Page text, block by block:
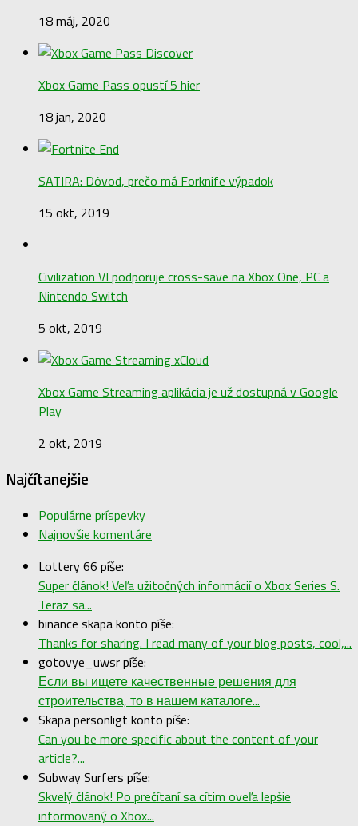
18 máj, 2020
Xbox Game Pass opustí 5 hier
18 jan, 2020
SATIRA: Dôvod, prečo má Forknife výpadok
15 okt, 2019
Civilization VI podporuje cross-save na Xbox One, PC a
Nintendo Switch
5 okt, 2019
Xbox Game Streaming aplikácia je už dostupná v Google
Play
2 okt, 2019
Najčítanejšie
Populárne príspevky
Najnovšie komentáre
Lottery 66 píše:
Super článok! Veľa užitočných informácií o Xbox Series S.
Teraz sa...
binance skapa konto píše:
Thanks for sharing. I read many of your blog posts, cool,...
gotovye_uwsr píše:
Если вы ищете качественные решения для
строительства, то в нашем каталоге...
Skapa personligt konto píše:
Can you be more specific about the content of your
article?...
Subway Surfers píše:
Skvelý článok! Po prečítaní sa cítim oveľa lepšie
informovaný o Xbox...